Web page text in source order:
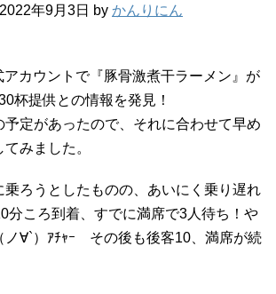
年9月3日 by かんりにん
アカウントで『豚骨激煮干ラーメン』が
杯提供との情報を発見！
予定があったので、それに合わせて早め
みました。
乗ろうとしたものの、あいにく乗り遅れ
分ころ到着、すでに満席で3人待ち！や
ノ∀`）ｱﾁｬｰ その後も後客10、満席が続